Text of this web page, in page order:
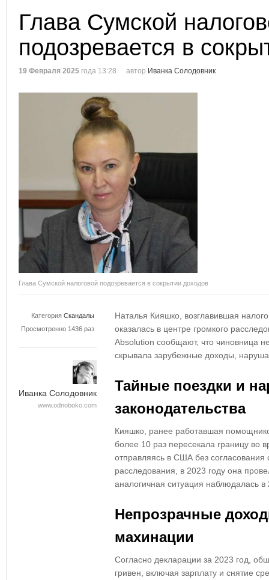
Глава Сумской
подозревается в
19 Февраля 2025 года 13:28 автор Иванка Солодовник
Глава Сумской налоговой подозревается в сокрытии доходов
Категория Скандалы
Просмотренно 1436 раз
Иванка Солодовник
www.odnoboko.com
Наталья Кияшко, возглавившая
оказалась в центре громкого
Absolution сообщают, что чиновница
скрывала зарубежные доходы,
Тайные поездки и
законодательства
Кияшко, ранее работавшая
более 10 раз пересекала границу во
отправляясь в США без
расследования, в 2023 году она
аналогичная ситуация наблюдалась в
Непрозрачные
махинации
Согласно декларации за 2023 год,
гривен , включая зарплату и снятие